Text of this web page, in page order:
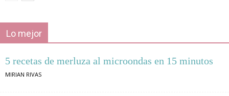
Lo mejor
5 recetas de merluza al microondas en 15 minutos
MIRIAN RIVAS